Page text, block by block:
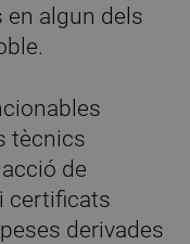
algun dels
tècnics
de
certificats
derivades